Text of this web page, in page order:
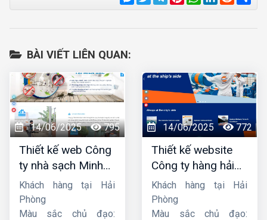
BÀI VIẾT LIÊN QUAN:
14/06/2025 795
Thiết kế web Công
ty nhà sạch Minh
Dương
Khách hàng tại Hải
Phòng
Màu sắc chủ đạo:
14/06/2025 772
Thiết kế website
Công ty hàng hải
liên minh
Khách hàng tại Hải
Phòng
Màu sắc chủ đạo: